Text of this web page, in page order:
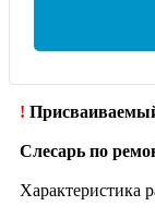
!
Слесарь по
Характеристика